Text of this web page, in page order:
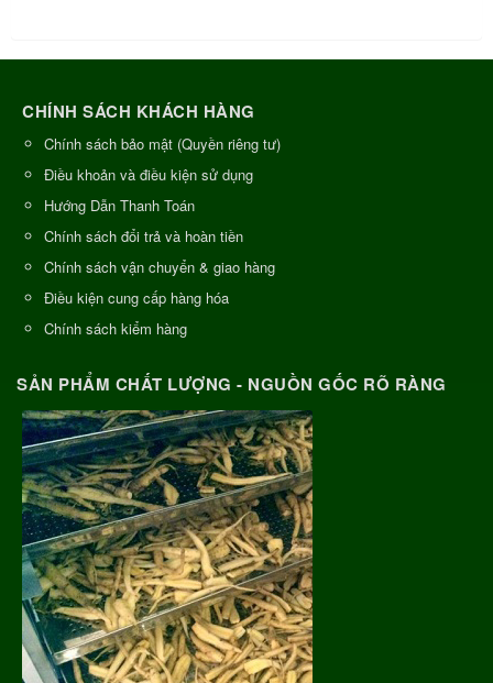
CHÍNH SÁCH KHÁCH HÀNG
Chính sách bảo mật (Quyền riêng tư)
Điều khoản và điều kiện sử dụng
Hướng Dẫn Thanh Toán
Chính sách đổi trả và hoàn tiền
Chính sách vận chuyển & giao hàng
Điều kiện cung cấp hàng hóa
Chính sách kiểm hàng
SẢN PHẨM CHẤT LƯỢNG - NGUỒN GỐC RÕ RÀNG